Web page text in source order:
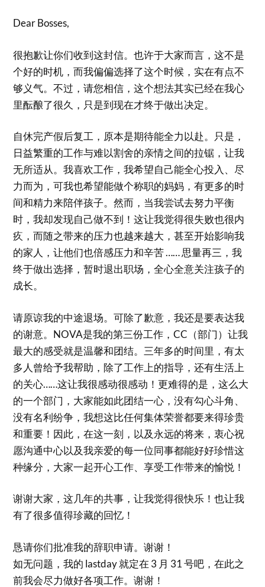
Dear Bosses,
很抱歉让你们收到这封信。也许于大家而言，这不是
个好的时机，而我偏偏选择了这个时候，实在有点不
够义气。不过，请您相信，这个想法其实已经在我心
里酝酿了很久，只是到现在才终于做出决定。
自休完产假后复工，原本是期待能全力以赴。只是，
日益繁重的工作与难以割舍的亲情之间的拉锯，让我
无所适从。我喜欢工作，我希望自己能全心投入、尽
力而为，可我也希望能做个称职的妈妈，有更多的时
间和精力来陪伴孩子。然而，当我尝试去努力平衡
时，我却发现自己做不到！这让我觉得很失败也很内
疚，而随之带来的压力也越来越大，甚至开始影响我
的家人，让他们也倍感压力和辛苦 …… 思量再三，我
终于做出选择，暂时退出职场，全心全意关注孩子的
成长。
请原谅我的中途退场。可除了歉意，我还是要表达我
的谢意。NOVA是我的第三份工作，CC（部门）让我
最大的感受就是温馨和团结。三年多的时间里，有太
多人曾给予我帮助，除了工作上的指导，还有生活上
的关心……这让我很感动很感动！更难得的是，这么大
的一个部门，大家能如此团结一心，没有勾心斗角、
没有名利纷争，我想这比任何集体荣誉都要来得珍贵
和重要！因此，在这一刻，以及永远的将来，衷心祝
愿沟通中心以及我亲爱的每一位同事都能好好珍惜这
种缘分，大家一起开心工作、享受工作带来的愉悦！
谢谢大家，这几年的共事，让我觉得很快乐！也让我
有了很多值得珍藏的回忆！
恳请你们批准我的辞职申请。谢谢！
如无问题，我的 lastday 就定在 3 月 31 号吧，在此之
前我会尽力做好各项工作。谢谢！